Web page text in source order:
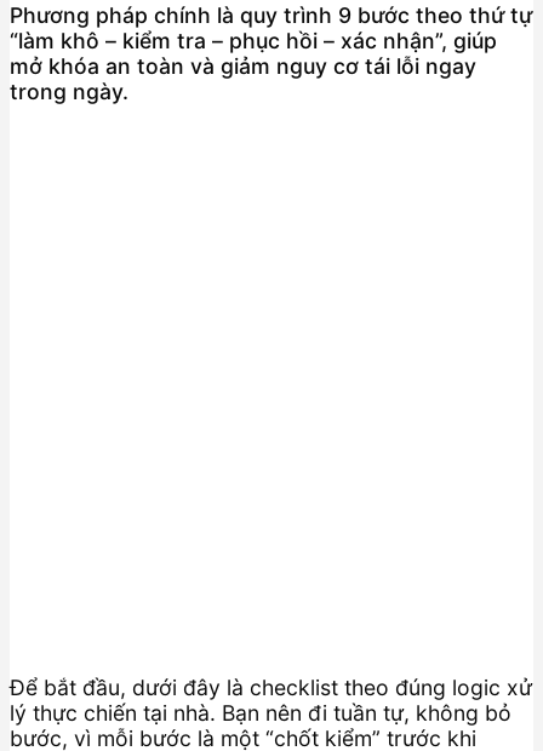
Phương pháp chính là quy trình 9 bước theo thứ tự
“làm khô – kiểm tra – phục hồi – xác nhận”, giúp
mở khóa an toàn và giảm nguy cơ tái lỗi ngay
trong ngày.
Để bắt đầu, dưới đây là checklist theo đúng logic xử
lý thực chiến tại nhà. Bạn nên đi tuần tự, không bỏ
bước, vì mỗi bước là một “chốt kiểm” trước khi